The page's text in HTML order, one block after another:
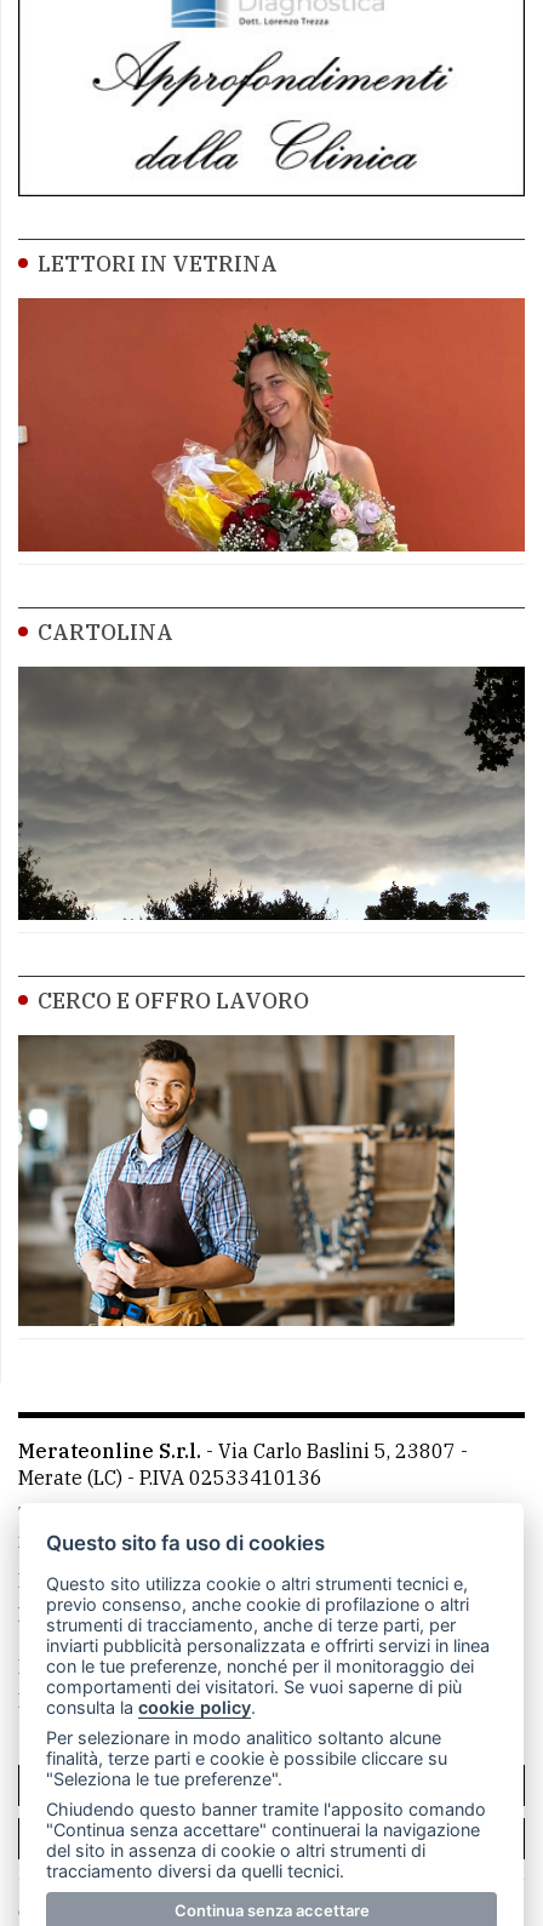
LETTORI IN VETRINA
CARTOLINA
CERCO E OFFRO LAVORO
Merateonline S.r.l. - Via Carlo Baslini 5, 23807 -
Merate (LC) - P.IVA 02533410136
Telefono:
mail: redazione@merateonline.it
La redazione
CasateOnline LeccoOnline
RSS
Made by VIP
Privacy policy
Cookie policy
Rivedi le tue scelte sui cookie
SCRIVICI
PER LA TUA PUBBLICITÀ
© Copyright Merateonline S.r.l. - Tutti i diritti riservati.
Questo sito fa uso di cookies
Questo sito utilizza cookie o altri strumenti tecnici e,
previo consenso, anche cookie di profilazione o altri
strumenti di tracciamento, anche di terze parti, per
inviarti pubblicità personalizzata e offrirti servizi in linea
con le tue preferenze, nonché per il monitoraggio dei
comportamenti dei visitatori. Se vuoi saperne di più
consulta lacookie policy.
Per selezionare in modo analitico soltanto alcune
finalità, terze parti e cookie è possibile cliccare su
"Seleziona le tue preferenze".
Chiudendo questo banner tramite l'apposito comando
"Continua senza accettare" continuerai la navigazione
del sito in assenza di cookie o altri strumenti di
tracciamento diversi da quelli tecnici.
Continua senza accettare